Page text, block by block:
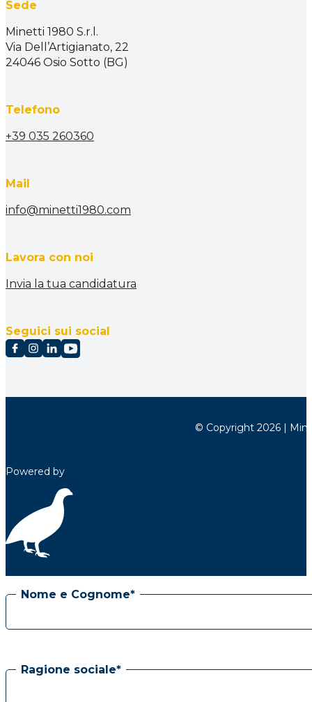
Sede
Minetti 1980 S.r.l.
Via Dell’Artigianato, 22
24046 Osio Sotto (BG)
Telefono
+39 035 260360
Mail
info@minetti1980.com
Lavora con noi
Invia la tua candidatura
Seguici sui social
© Copyright 2026 |
Powered by
Nome e Cognome*
Ragione sociale*